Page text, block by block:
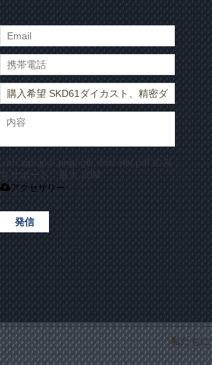
.rar/.zip/.jpg/.png/.gif/.doc/.xls/.pdf のみ
をサポート、最大 20M
アクセサリー
発信
私たちに